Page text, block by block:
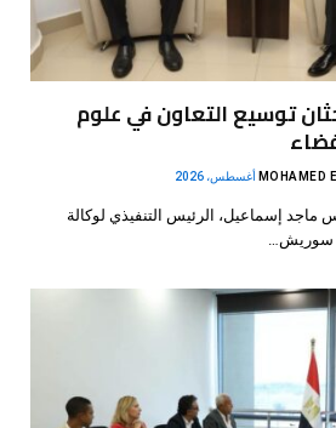
توسيع التعاون في علوم
MOHAMED
ماجد إسماعيل، الرئيس التنفيذي لوكالة
سوريش…